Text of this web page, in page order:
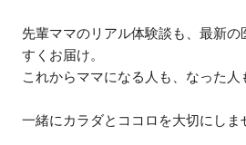
先輩ママのリアル体験談も、最新
すくお届け。
これからママになる人も、なった人
一緒にカラダとココロを大切にしま